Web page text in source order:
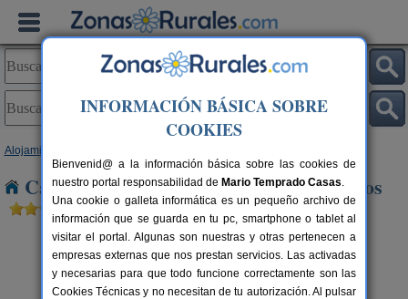
Alojamientos
Casas Rurales cerca de San Pedro de Nos
INFORMACIÓN BÁSICA SOBRE
COOKIES
Bienvenid@ a la información básica sobre las cookies de
nuestro portal responsabilidad de Mario Temprado Casas.
Una cookie o galleta informática es un pequeño archivo de
información que se guarda en tu pc, smartphone o tablet al
visitar el portal. Algunas son nuestras y otras pertenecen a
empresas externas que nos prestan servicios. Las activadas
y necesarias para que todo funcione correctamente son las
Cookies Técnicas y no necesitan de tu autorización. Al pulsar